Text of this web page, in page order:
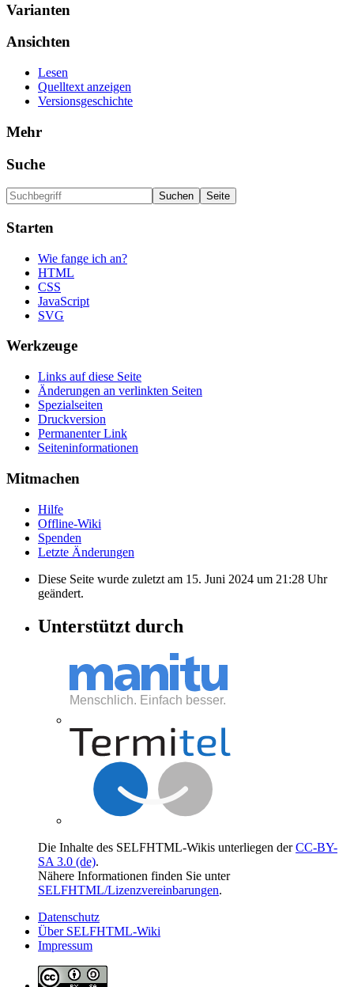
Varianten
Ansichten
Lesen
Quelltext anzeigen
Versionsgeschichte
Mehr
Suche
Starten
Wie fange ich an?
HTML
CSS
JavaScript
SVG
Werkzeuge
Links auf diese Seite
Änderungen an verlinkten Seiten
Spezialseiten
Druckversion
Permanenter Link
Seiten­informationen
Mitmachen
Hilfe
Offline-Wiki
Spenden
Letzte Änderungen
Diese Seite wurde zuletzt am 15. Juni 2024 um 21:28 Uhr
geändert.
Unterstützt durch
Die Inhalte des SELFHTML-Wikis unterliegen derCC-BY-
SA 3.0 (de).
Nähere Informationen finden Sie unter
SELFHTML/Lizenzvereinbarungen.
Datenschutz
Über SELFHTML-Wiki
Impressum